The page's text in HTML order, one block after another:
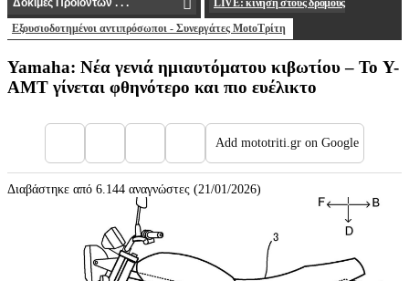
LIVE: κίνηση στους δρόμους
Εξουσιοδοτημένοι αντιπρόσωποι - Συνεργάτες MotoΤρίτη
Yamaha: Νέα γενιά ημιαυτόματου κιβωτίου – Το Y-
AMT γίνεται φθηνότερο και πιο ευέλικτο
Add mototriti.gr on Google
Διαβάστηκε από 6.144 αναγνώστες (21/01/2026)